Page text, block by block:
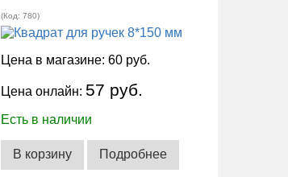
(Код:780)
Цена в магазине:60 руб.
Цена онлайн: 57 руб.
Есть в наличии
В корзину Подробнее